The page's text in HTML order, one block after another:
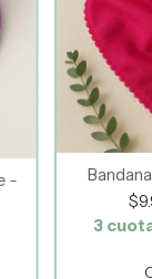
-
3